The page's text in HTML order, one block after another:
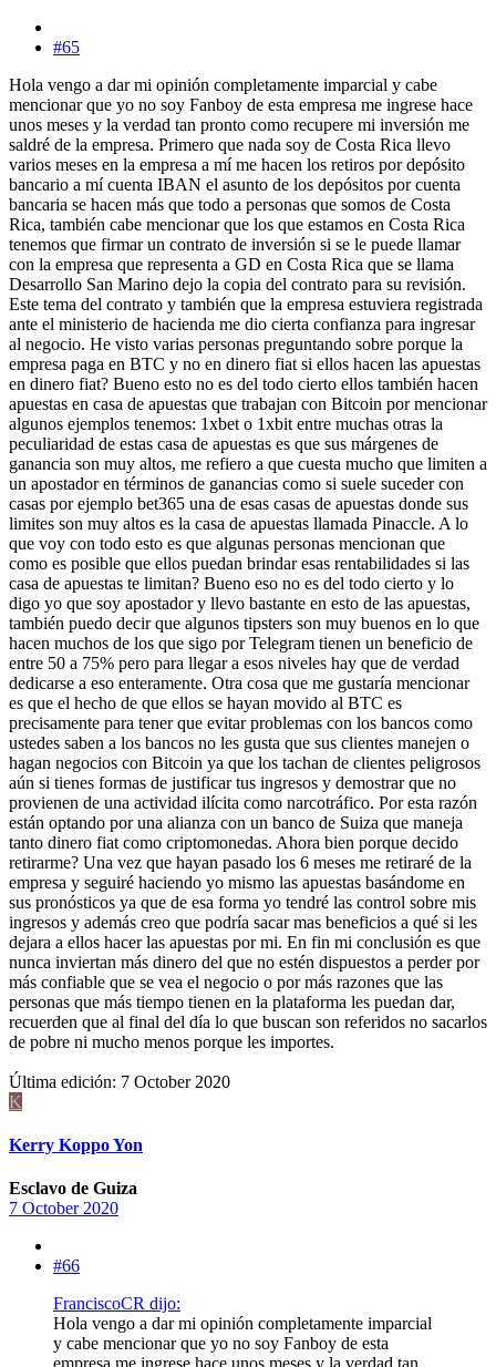
#65
Hola vengo a dar mi opinión completamente imparcial y cabe
mencionar que yo no soy Fanboy de esta empresa me ingrese hace
unos meses y la verdad tan pronto como recupere mi inversión me
saldré de la empresa. Primero que nada soy de Costa Rica llevo
varios meses en la empresa a mí me hacen los retiros por depósito
bancario a mí cuenta IBAN el asunto de los depósitos por cuenta
bancaria se hacen más que todo a personas que somos de Costa
Rica, también cabe mencionar que los que estamos en Costa Rica
tenemos que firmar un contrato de inversión si se le puede llamar
con la empresa que representa a GD en Costa Rica que se llama
Desarrollo San Marino dejo la copia del contrato para su revisión.
Este tema del contrato y también que la empresa estuviera registrada
ante el ministerio de hacienda me dio cierta confianza para ingresar
al negocio. He visto varias personas preguntando sobre porque la
empresa paga en BTC y no en dinero fiat si ellos hacen las apuestas
en dinero fiat? Bueno esto no es del todo cierto ellos también hacen
apuestas en casa de apuestas que trabajan con Bitcoin por mencionar
algunos ejemplos tenemos: 1xbet o 1xbit entre muchas otras la
peculiaridad de estas casa de apuestas es que sus márgenes de
ganancia son muy altos, me refiero a que cuesta mucho que limiten a
un apostador en términos de ganancias como si suele suceder con
casas por ejemplo bet365 una de esas casas de apuestas donde sus
limites son muy altos es la casa de apuestas llamada Pinaccle. A lo
que voy con todo esto es que algunas personas mencionan que
como es posible que ellos puedan brindar esas rentabilidades si las
casa de apuestas te limitan? Bueno eso no es del todo cierto y lo
digo yo que soy apostador y llevo bastante en esto de las apuestas,
también puedo decir que algunos tipsters son muy buenos en lo que
hacen muchos de los que sigo por Telegram tienen un beneficio de
entre 50 a 75% pero para llegar a esos niveles hay que de verdad
dedicarse a eso enteramente. Otra cosa que me gustaría mencionar
es que el hecho de que ellos se hayan movido al BTC es
precisamente para tener que evitar problemas con los bancos como
ustedes saben a los bancos no les gusta que sus clientes manejen o
hagan negocios con Bitcoin ya que los tachan de clientes peligrosos
aún si tienes formas de justificar tus ingresos y demostrar que no
provienen de una actividad ilícita como narcotráfico. Por esta razón
están optando por una alianza con un banco de Suiza que maneja
tanto dinero fiat como criptomonedas. Ahora bien porque decido
retirarme? Una vez que hayan pasado los 6 meses me retiraré de la
empresa y seguiré haciendo yo mismo las apuestas basándome en
sus pronósticos ya que de esa forma yo tendré las control sobre mis
ingresos y además creo que podría sacar mas beneficios a qué si les
dejara a ellos hacer las apuestas por mi. En fin mi conclusión es que
nunca inviertan más dinero del que no estén dispuestos a perder por
más confiable que se vea el negocio o por más razones que las
personas que más tiempo tienen en la plataforma les puedan dar,
recuerden que al final del día lo que buscan son referidos no sacarlos
de pobre ni mucho menos porque les importes.
Última edición: 7 October 2020
K
Kerry Koppo Yon
Esclavo de Guiza
7 October 2020
#66
FranciscoCR dijo:
Hola vengo a dar mi opinión completamente imparcial
y cabe mencionar que yo no soy Fanboy de esta